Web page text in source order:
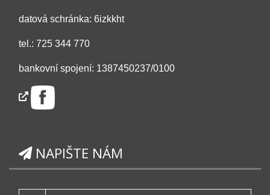
datová schránka: 6izkkht
tel.: 725 344 770
bankovní spojení: 1387450237/0100
NAPIŠTE NÁM